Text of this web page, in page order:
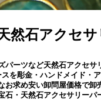
然石アクセ
パーツなど天然石アクセサ
を彫金・ハンドメイド・
お求め安い卸問屋価格で卸
石・天然石アクセサリーパ